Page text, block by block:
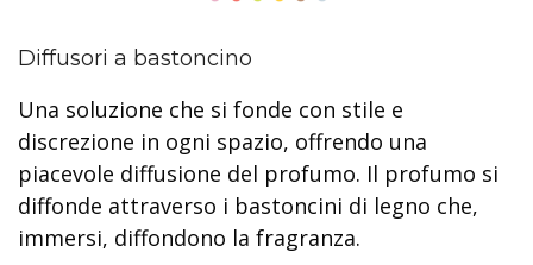
Diffusori a bastoncino
Una soluzione che si fonde con stile e
discrezione in ogni spazio, offrendo una
piacevole diffusione del profumo. Il profumo si
diffonde attraverso i bastoncini di legno che,
immersi, diffondono la fragranza.